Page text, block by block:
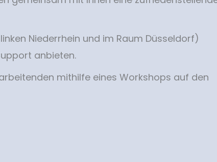
Niederrhein und im Raum Düsseldorf)
anbieten.
mithilfe eines Workshops auf den